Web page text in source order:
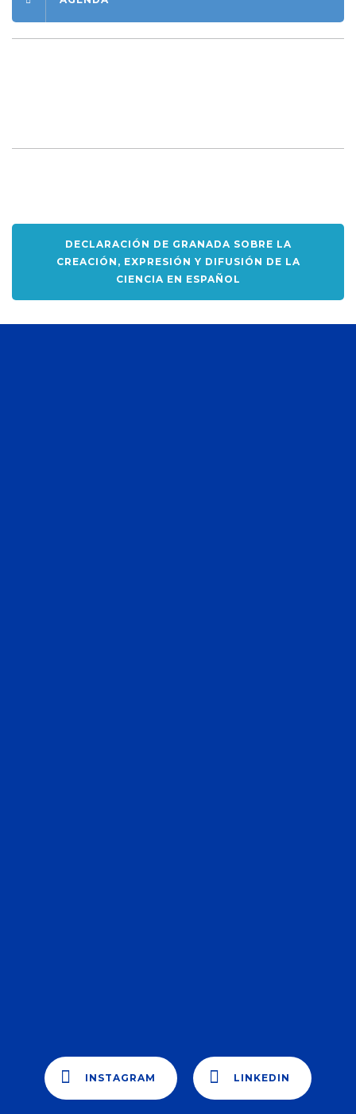
DECLARACIÓN DE GRANADA SOBRE LA
CREACIÓN, EXPRESIÓN Y DIFUSIÓN DE LA
CIENCIA EN ESPAÑOL
INSTAGRAM LINKEDIN